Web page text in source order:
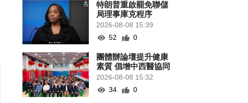
特朗普重啟罷免聯儲
局理事庫克程序
2026-08-08 15:39
52
0
團體辦論壇提升健康
素質 倡增中西醫協同
2026-08-08 15:32
34
0